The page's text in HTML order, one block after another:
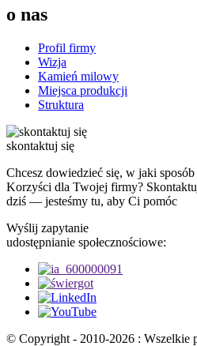
o nas
Profil firmy
Wizja
Kamień milowy
Miejsca produkcji
Struktura
skontaktuj się
Chcesz dowiedzieć się, w jaki
Korzyści dla Twojej firmy?
dziś — jesteśmy tu, aby Ci pomóc
Wyślij zapytanie
udostępnianie społecznościowe:
© Copyright - 2010-2026 : Wszelkie